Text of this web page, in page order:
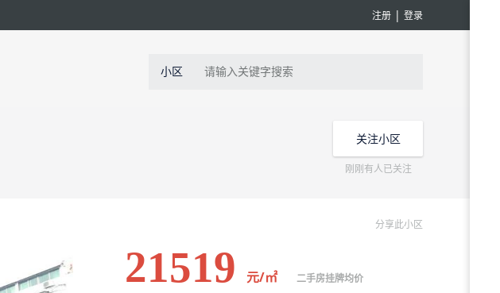
注册 | 登录
小区
关注小区
刚刚有人已关注
分享此小区
21519 元/㎡ 二手房挂牌均价